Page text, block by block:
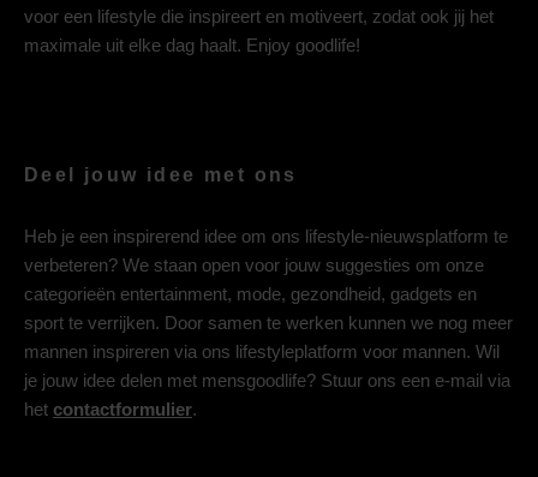
voor een lifestyle die inspireert en motiveert, zodat ook jij het
maximale uit elke dag haalt. Enjoy goodlife!
Deel jouw idee met ons
Heb je een inspirerend idee om ons lifestyle-nieuwsplatform te
verbeteren? We staan open voor jouw suggesties om onze
categorieën entertainment, mode, gezondheid, gadgets en
sport te verrijken. Door samen te werken kunnen we nog meer
mannen inspireren via ons lifestyleplatform voor mannen. Wil
je jouw idee delen met mensgoodlife? Stuur ons een e-mail via
het contactformulier.